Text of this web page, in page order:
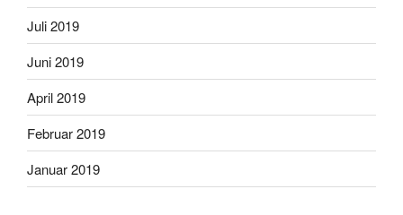
Juli 2019
Juni 2019
April 2019
Februar 2019
Januar 2019